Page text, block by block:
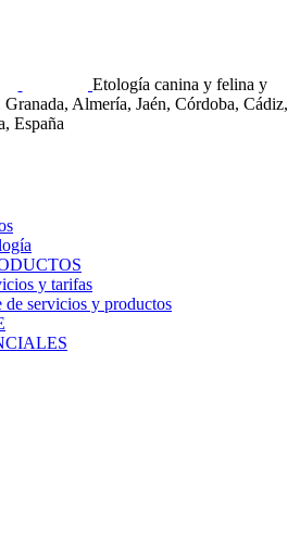
Etología canina y felina y
Almería, Jaén, Córdoba, Cádiz,
España
y tarifas
de servicios y productos